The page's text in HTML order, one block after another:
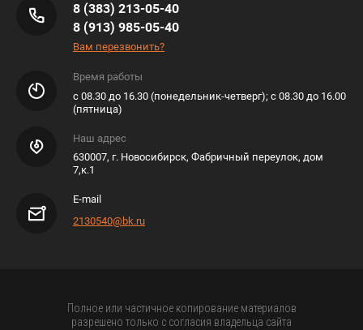
8 (383) 213-05-40
8 (913) 985-05-40
Вам перезвонить?
Время работы
с 08.30 до 16.30 (понедельник-четверг); с 08.30 до 16.00
(пятница)
Наш адрес
630007, г. Новосибирск, Фабричный переулок, дом
7,к.1
E-mail
2130540@bk.ru
Полное или частичное копирование материалов
разрешено только с согласия владельца сайта